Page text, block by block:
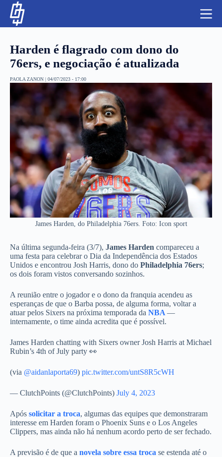
NBA
LUTAS E MMA
NFL
MLS
APOSTAS LEGAL
Harden é flagrado com dono do
76ers, e negociação é atualizada
PAOLA ZANON | 04/07/2023 - 17:00
James Harden, do Philadelphia 76ers. Foto: Icon sport
Na última segunda-feira (3/7), James Harden compareceu a
uma festa para celebrar o Dia da Independência dos Estados
Unidos e encontrou Josh Harris, dono do Philadelphia 76ers;
os dois foram vistos conversando sozinhos.
A reunião entre o jogador e o dono da franquia acendeu as
esperanças de que o Barba possa, de alguma forma, voltar a
atuar pelos Sixers na próxima temporada da NBA —
internamente, o time ainda acredita que é possível.
James Harden chatting with Sixers owner Josh Harris at Michael
Rubin’s 4th of July party 👀
(via @aidanlaporta69) pic.twitter.com/untS8R5cWH
— ClutchPoints (@ClutchPoints) July 4, 2023
Após solicitar a troca, algumas das equipes que demonstraram
interesse em Harden foram o Phoenix Suns e o Los Angeles
Clippers, mas ainda não há nenhum acordo perto de ser fechado.
A previsão é de que a novela sobre essa troca se estenda até o